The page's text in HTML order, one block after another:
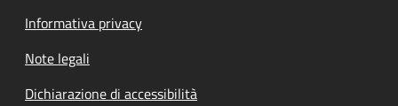
Informativa privacy
Note legali
Dichiarazione di accessibilità